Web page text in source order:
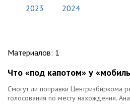
2023 2024
Материалов: 1
Что «под капотом» у
Смогут ли поправки Центризбиркома
голосования по месту нахождения.